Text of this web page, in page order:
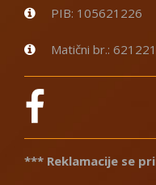
PIB: 105621226
Matični br.:
*** Reklamacije se